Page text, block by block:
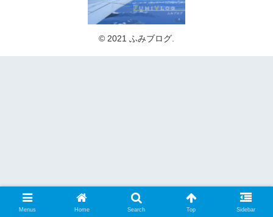
© 2021 ふみブログ.
Menus Home Search Top Sidebar